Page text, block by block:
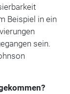
Beispiel in ein
sein.